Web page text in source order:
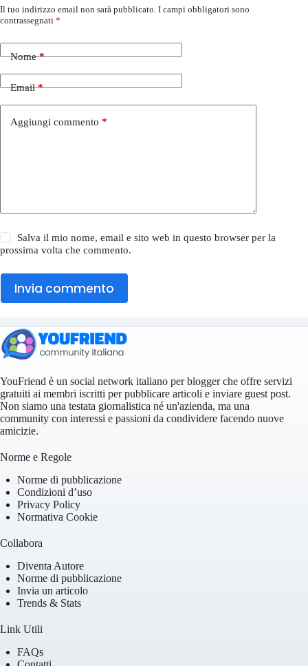
Il tuo indirizzo email non sarà pubblicato. I campi obbligatori sono
contrassegnati *
Nome*
Email*
Aggiungi commento *
Salva il mio nome, email e sito web in questo browser per la
prossima volta che commento.
Invia commento
YouFriend è un social network italiano per blogger che offre servizi
gratuiti ai membri iscritti per pubblicare articoli e inviare guest post.
Non siamo una testata giornalistica né un'azienda, ma una
community con interessi e passioni da condividere facendo nuove
amicizie.
Norme e Regole
Norme di pubblicazione
Condizioni d’uso
Privacy Policy
Normativa Cookie
Collabora
Diventa Autore
Norme di pubblicazione
Invia un articolo
Trends & Stats
Link Utili
FAQs